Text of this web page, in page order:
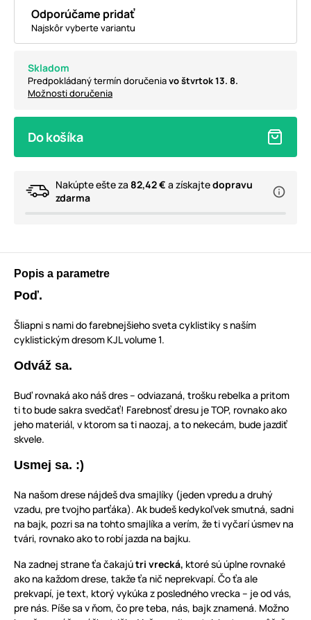
Odporúčame pridať
Najskôr vyberte variantu
Skladom
Predpokládaný termín doručeniavo štvrtok 13. 8.
Možnosti doručenia
Do košíka
Nakúpte ešte za 82,42 € a získajtedopravu
zdarma
Popis a parametre
Poď.
Šliapni s nami do farebnejšieho sveta cyklistiky s naším
cyklistickým dresom KJL volume 1.
Odváž sa.
Buď rovnaká ako náš dres – odviazaná, trošku rebelka a pritom
ti to bude sakra svedčať! Farebnosť dresu je TOP, rovnako ako
jeho materiál, v ktorom sa ti naozaj, a to nekecám, bude jazdiť
skvele.
Usmej sa. :)
Na našom drese nájdeš dva smajlíky (jeden vpredu a druhý
vzadu, pre tvojho parťáka). Ak budeš kedykoľvek smutná, sadni
na bajk, pozri sa na tohto smajlíka a verím, že ti vyčarí úsmev na
tvári, rovnako ako to robí jazda na bajku.
Na zadnej strane ťa čakajútri vrecká, ktoré sú úplne rovnaké
ako na každom drese, takže ťa nič neprekvapí. Čo ťa ale
prekvapí, je text, ktorý vykúka z posledného vrecka – je od vás,
pre nás. Píše sa v ňom, čo pre teba, nás, bajk znamená. Možno